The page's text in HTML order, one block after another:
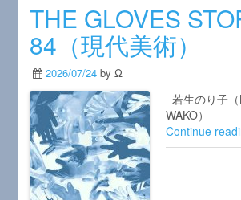
THE GLOVES
84（現代美術）
2026/07/24 by Ω
若生のり子
Continue